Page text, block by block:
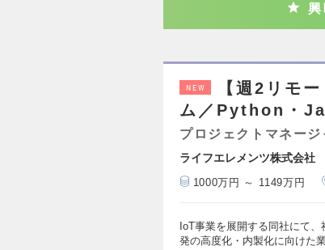
興
NEW
【週2リモ
ム／Python・
プロジェクトマネー
ライフエレメンツ株式会社
1000万円 ～ 1149万円
IoT事業を展開する同社にて
発の高度化・内製化に向けた